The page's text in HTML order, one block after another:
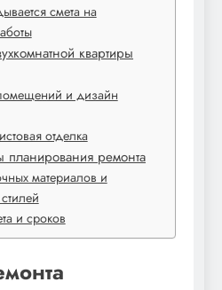
смета на
квартиры
и дизайн
отделка
планирования ремонта
материалов и
и сроков